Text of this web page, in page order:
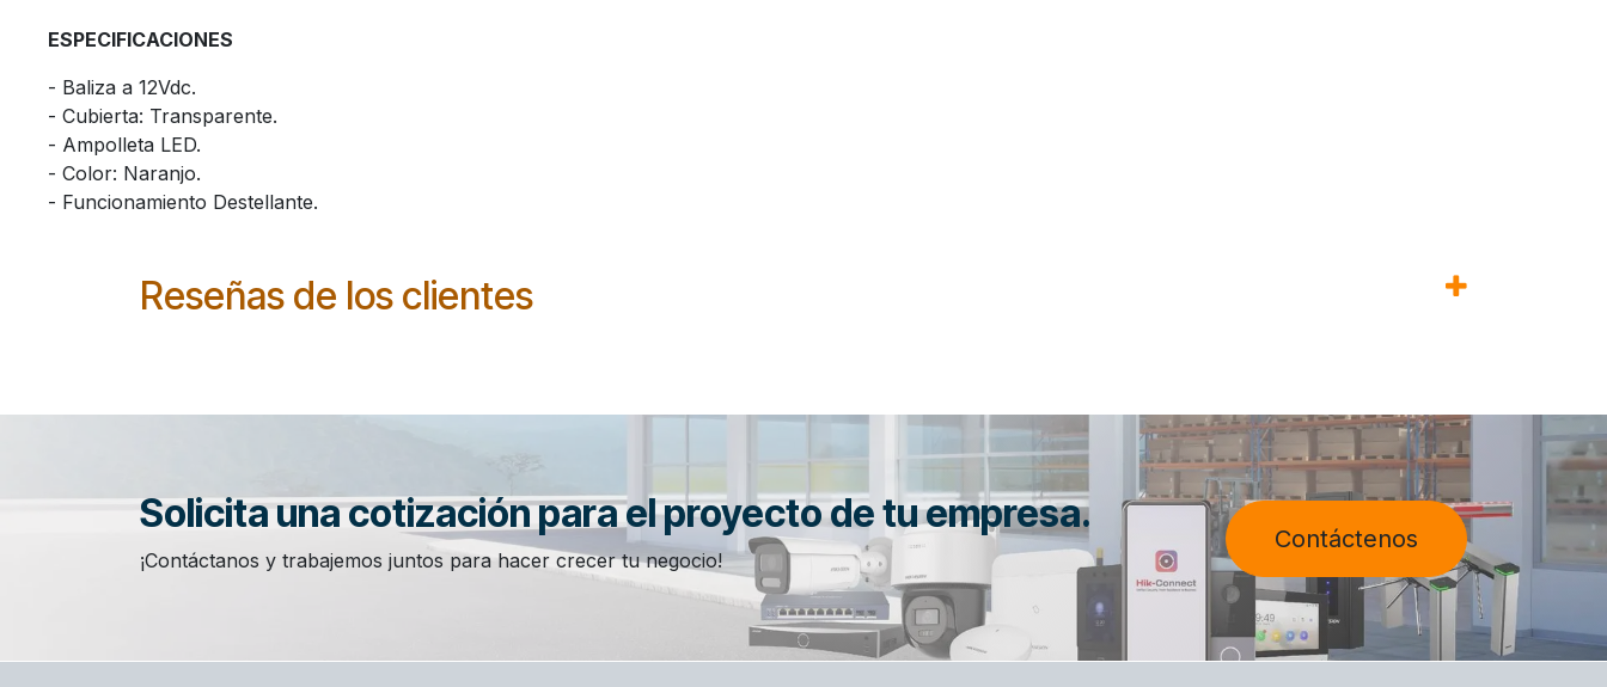
ESPECIFICACIONES
​- Baliza a 12Vdc.
​- Cubierta: Transparente.
​- Ampolleta LED.
​- Color: Naranjo.
​- Funcionamiento Destellante.
Reseñas de los clientes
Solicita una cotización para el proyecto de tu empresa.
¡Contáctanos y trabajemos juntos para hacer crecer tu negocio!
Contáctenos